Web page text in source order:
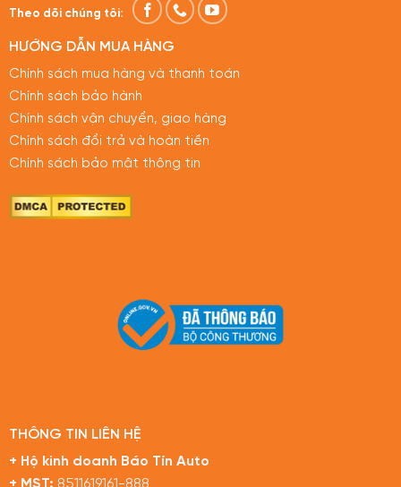
Theo dõi chúng tôi:
HƯỚNG DẪN MUA HÀNG
Chính sách mua hàng và thanh toán
Chính sách bảo hành
Chính sách vận chuyển, giao hàng
Chính sách đổi trả và hoàn tiền
Chính sách bảo mật thông tin
THÔNG TIN LIÊN HỆ
+ Hộ kinh doanh Báo Tín Auto